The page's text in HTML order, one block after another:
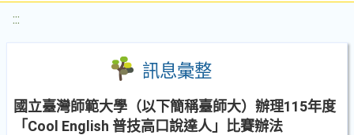
:::
訊息彙整
國立臺灣師範大學（以下簡稱臺師大）辦理115年度
「Cool English 普技高口說達人」比賽辦法